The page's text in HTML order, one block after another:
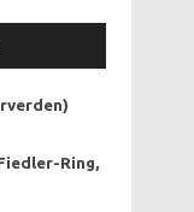
Ring,